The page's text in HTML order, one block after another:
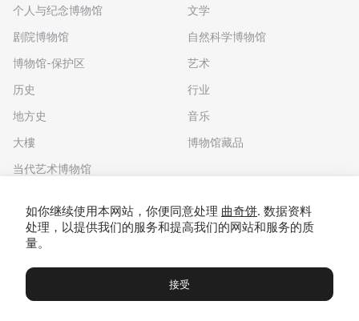
个人与纪念博物馆
剧院博物馆
博物馆-保护区
历史
地方史
大樓
当代艺术博物馆
文学
自然科学博物馆
艺术
行业
音乐
博物馆藏品
博物馆 展览及展览 Чаты Вы
如你继续使用本网站，你便同意处理 曲奇饼. 数据资料
处理，以提供我们的服务和提高我们的网站和服务的质
量。
接受